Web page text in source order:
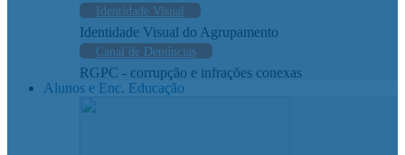
Identidade Visual
Identidade Visual do Agrupamento
Canal de Denúncias
RGPC - corrupção e infrações conexas
Alunos e Enc. Educação